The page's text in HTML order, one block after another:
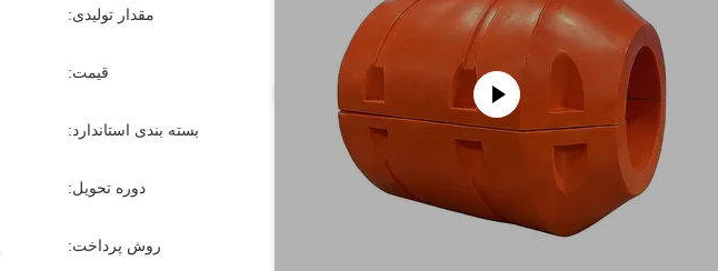
مقدار تولیدی:
قیمت:
بسته بندی استاندارد:
دوره تحویل:
روش پرداخت: